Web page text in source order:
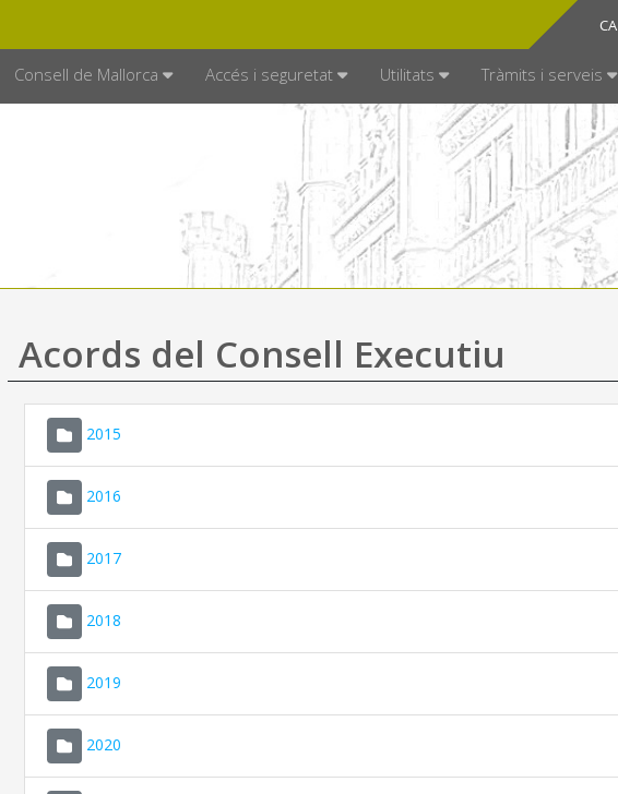
CA
ES
Consell de Mallorca Accés i seguretat Utilitats Tràmits i serveis
Acords del Consell Executiu
2015
2016
2017
2018
2019
2020